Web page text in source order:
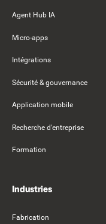
Agent Hub IA
Micro-apps
Intégrations
Sécurité & gouvernance
Application mobile
Recherche d'entreprise
Formation
Industries
Fabrication